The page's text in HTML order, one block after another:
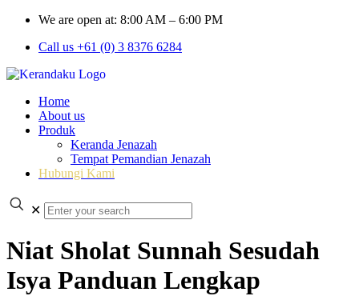
We are open at: 8:00 AM – 6:00 PM
Call us +61 (0) 3 8376 6284
Home
About us
Produk
Keranda Jenazah
Tempat Pemandian Jenazah
Hubungi Kami
✕
Niat Sholat Sunnah Sesudah
Isya Panduan Lengkap